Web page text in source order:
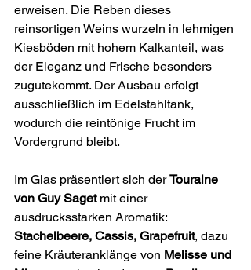
erweisen. Die Reben dieses
reinsortigen Weins wurzeln in lehmigen
Kiesböden mit hohem Kalkanteil, was
der Eleganz und Frische besonders
zugutekommt. Der Ausbau erfolgt
ausschließlich im Edelstahltank,
wodurch die reintönige Frucht im
Vordergrund bleibt.
Im Glas präsentiert sich der Touraine
von Guy Saget mit einer
ausdrucksstarken Aromatik:
Stachelbeere, Cassis, Grapefruit, dazu
feine Kräuteranklänge von Melisse und